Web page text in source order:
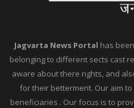
Jagvarta News Portal has
belonging to different sects cast
aware about there rights, and
for their betterment. Our aim
beneficiaries . Our focus is to